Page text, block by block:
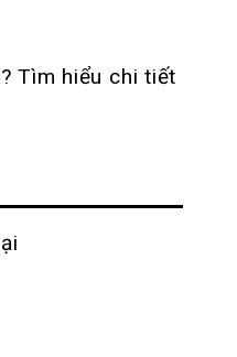
Tìm hiểu chi tiết